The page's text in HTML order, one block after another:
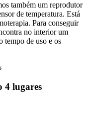
também um reprodutor
de temperatura. Está
Para conseguir
no interior um
tempo de uso e os
4 lugares